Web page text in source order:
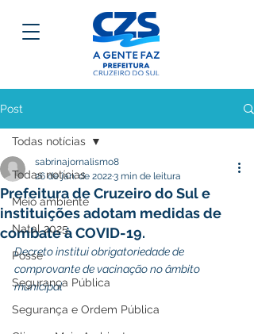
Post
Todas notícias
Meio ambiente
Natal 2025
Posse
Segurança Pública
Segurança e Ordem Pública
Todas notícias
Prefeitura de Cruzeiro do Sul e
instituições adotam medidas de
combate à COVID-19.
sabrinajornalismo8
26 de jan. de 20223 min de leitura
Decreto institui obrigatoriedade de
comprovante de vacinação no âmbito
municipal